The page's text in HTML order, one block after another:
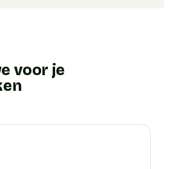
voor je